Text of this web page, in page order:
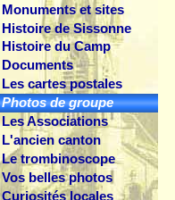
Monuments et sites
Histoire de Sissonne
Histoire du Camp
Documents
Les cartes postales
Photos de groupe
Les Associations
L'ancien canton
Le trombinoscope
Vos belles photos
Curiosités locales